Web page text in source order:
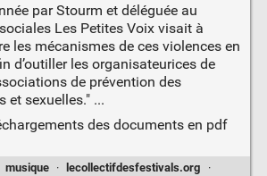
par Stourm et déléguée au
Les Petites Voix visait à
les mécanismes de ces violences en
d’outiller les organisateurices de
de prévention des
et sexuelles." ...
des documents en pdf
musique · lecollectifdesfestivals.org
·